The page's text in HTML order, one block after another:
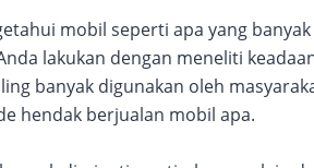
mobil seperti apa yang
lakukan dengan meneliti
banyak digunakan oleh
hendak berjualan mobil apa.